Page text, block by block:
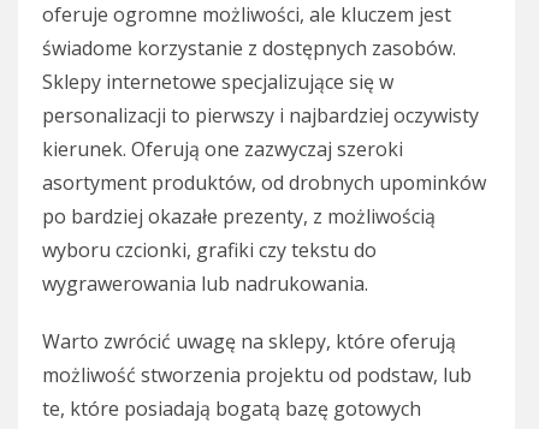
oferuje ogromne możliwości, ale kluczem jest
świadome korzystanie z dostępnych zasobów.
Sklepy internetowe specjalizujące się w
personalizacji to pierwszy i najbardziej oczywisty
kierunek. Oferują one zazwyczaj szeroki
asortyment produktów, od drobnych upominków
po bardziej okazałe prezenty, z możliwością
wyboru czcionki, grafiki czy tekstu do
wygrawerowania lub nadrukowania.
Warto zwrócić uwagę na sklepy, które oferują
możliwość stworzenia projektu od podstaw, lub
te, które posiadają bogatą bazę gotowych